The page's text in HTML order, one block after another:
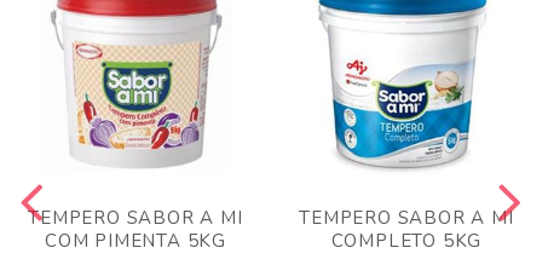
TEMPERO SABOR A MI
COM PIMENTA 5KG
TEMPERO SABOR A MI
COMPLETO 5KG